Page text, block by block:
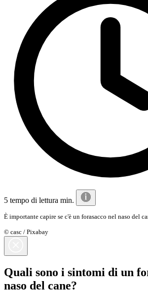
5 tempo di lettura min.
È importante capire se c'è un forasacco nel naso del
© casc / Pixabay
Quali sono i sintomi di un
naso del cane?